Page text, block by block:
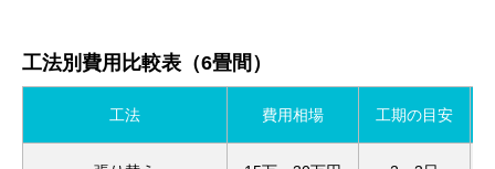
工法別費用比較表（6畳間）
工法 費用相場 工期の目安